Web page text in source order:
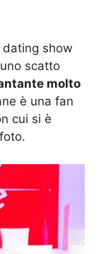
dating show
scatto
molto
è una fan
cui si è